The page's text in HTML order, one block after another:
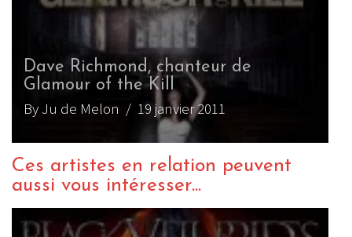
Dave Richmond, chanteur de
Glamour of the Kill
By Ju de Melon / 19 janvier 2011
Ces artistes en relation peuvent
aussi vous intéresser...